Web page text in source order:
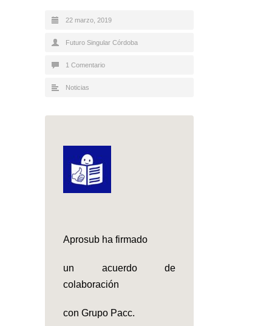
22 marzo, 2019
Futuro Singular Córdoba
1 Comentario
Noticias
Aprosub ha firmado
un acuerdo de
colaboración
con Grupo Pacc.